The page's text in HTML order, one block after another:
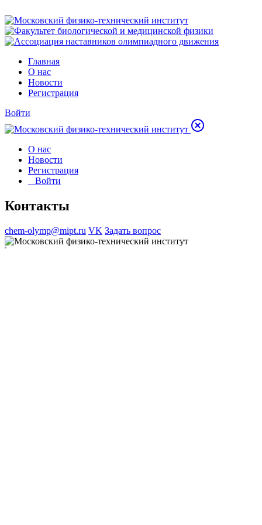
Главная
О нас
Новости
Регистрация
Войти
О нас
Новости
Регистрация
Войти
Контакты
chem-olymp@mipt.ru VK Задать вопрос